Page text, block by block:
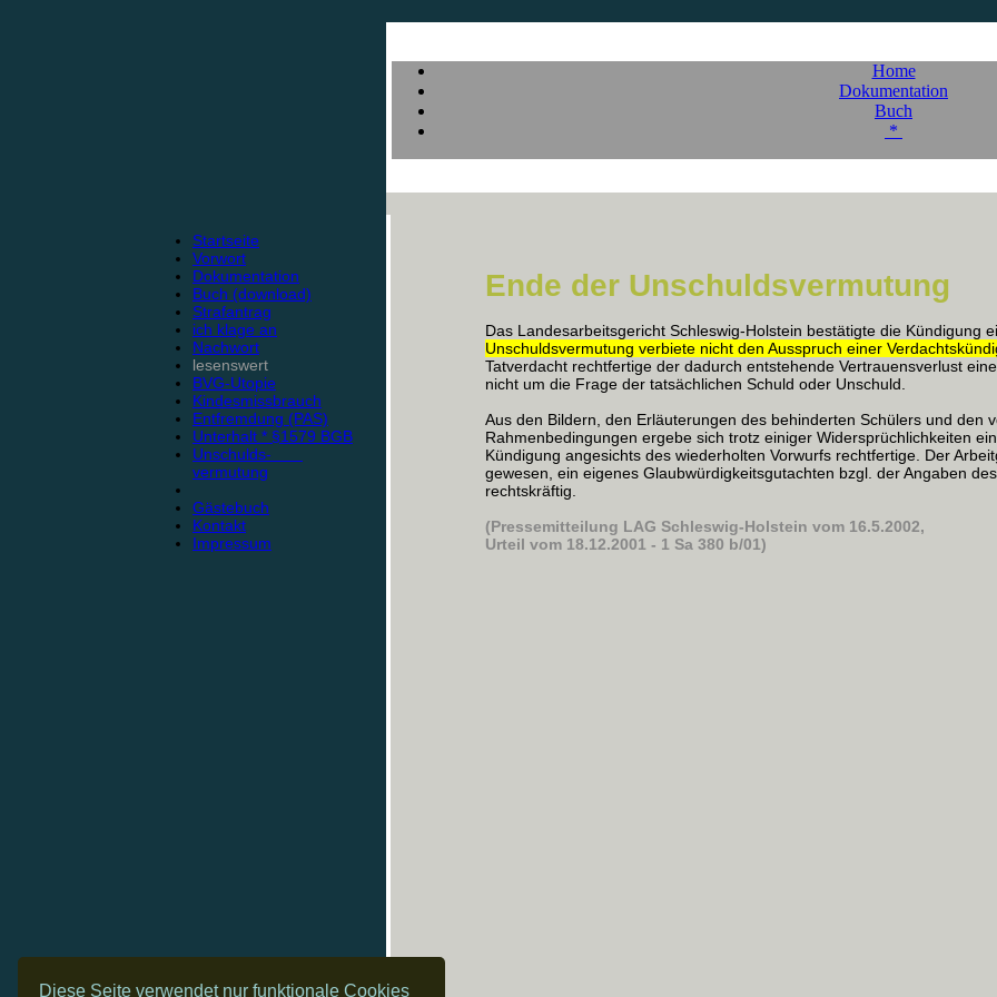
Diese Seite verwendet nur funktionale Cookies
Home
Dokumentation
Buch
*
Startseite
Vorwort
Dokumentation
Buch (download)
Strafantrag
ich klage an
Nachwort
lesenswert
BVG-Utopie
Kindesmissbrauch
Entfremdung (PAS)
Unterhalt * §1579 BGB
Unschulds-
vermutung
Gästebuch
Kontakt
Impressum
Ende der Unschuldsvermutung
Das Landesarbeitsgericht Schleswig-Holstein bestätigte die Kündigung
Unschuldsvermutung verbiete nicht den Ausspruch einer
Tatverdacht rechtfertige der dadurch entstehende Vertrauensverlust
nicht um die Frage der tatsächlichen Schuld oder Unschuld.
Aus den Bildern, den Erläuterungen des behinderten Schülers und den
Rahmenbedingungen ergebe sich trotz einiger Widersprüchlichkeiten
Kündigung angesichts des wiederholten Vorwurfs rechtfertige. Der
gewesen, ein eigenes Glaubwürdigkeitsgutachten bzgl. der Angaben
rechtskräftig.
(Pressemitteilung LAG Schleswig-Holstein vom 16.5.2002,
Urteil vom 18.12.2001 - 1 Sa 380 b/01)